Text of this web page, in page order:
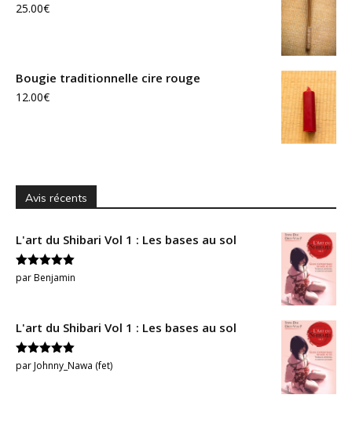
25.00€
Bougie traditionnelle cire rouge
12.00€
Avis récents
L'art du Shibari Vol 1 : Les bases au sol
Note5sur
5
par Benjamin
L'art du Shibari Vol 1 : Les bases au sol
Note5sur
5
par Johnny_Nawa (fet)